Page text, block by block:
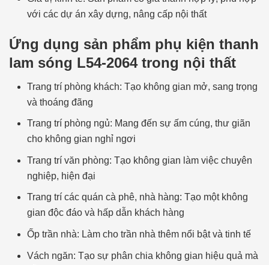
với các dự án xây dựng, nâng cấp nội thất
Ứng dụng sản phẩm phụ kiện thanh
lam sóng L54-2064 trong nội thất
Trang trí phòng khách: Tạo không gian mở, sang trọng
và thoáng đãng
Trang trí phòng ngủ: Mang đến sự ấm cúng, thư giãn
cho không gian nghỉ ngơi
Trang trí văn phòng: Tạo không gian làm việc chuyên
nghiệp, hiện đại
Trang trí các quán cà phê, nhà hàng: Tạo một không
gian độc đáo và hấp dẫn khách hàng
Ốp trần nhà: Làm cho trần nhà thêm nổi bật và tinh tế
Vách ngăn: Tạo sự phân chia không gian hiệu quả mà